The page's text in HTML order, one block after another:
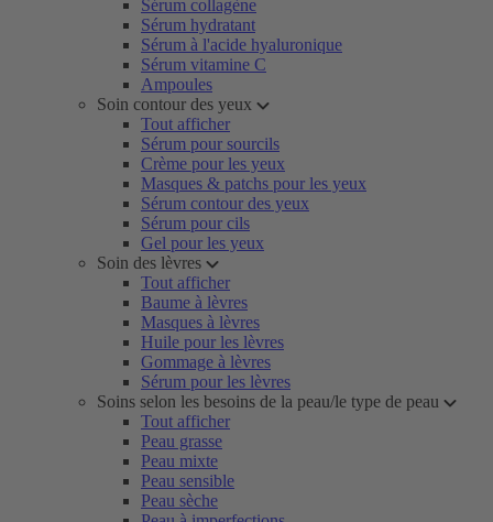
Sérum collagène
Sérum hydratant
Sérum à l'acide hyaluronique
Sérum vitamine C
Ampoules
Soin contour des yeux
Tout afficher
Sérum pour sourcils
Crème pour les yeux
Masques & patchs pour les yeux
Sérum contour des yeux
Sérum pour cils
Gel pour les yeux
Soin des lèvres
Tout afficher
Baume à lèvres
Masques à lèvres
Huile pour les lèvres
Gommage à lèvres
Sérum pour les lèvres
Soins selon les besoins de la peau/le type de peau
Tout afficher
Peau grasse
Peau mixte
Peau sensible
Peau sèche